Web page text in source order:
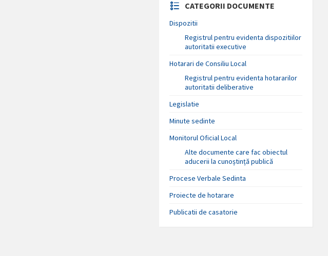
CATEGORII DOCUMENTE
Dispozitii
Registrul pentru evidenta dispozitiilor
autoritatii executive
Hotarari de Consiliu Local
Registrul pentru evidenta hotararilor
autoritatii deliberative
Legislatie
Minute sedinte
Monitorul Oficial Local
Alte documente care fac obiectul
aducerii la cunoștință publică
Procese Verbale Sedinta
Proiecte de hotarare
Publicatii de casatorie